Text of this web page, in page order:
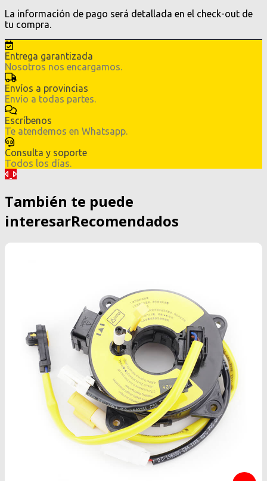
La información de pago será detallada en el check-out de
tu compra.
Entrega garantizada
Nosotros nos encargamos.
Envíos a provincias
Envío a todas partes.
Escríbenos
Te atendemos en Whatsapp.
Consulta y soporte
Todos los días.
Anterior
Siguiente
También te puede
interesarRecomendados